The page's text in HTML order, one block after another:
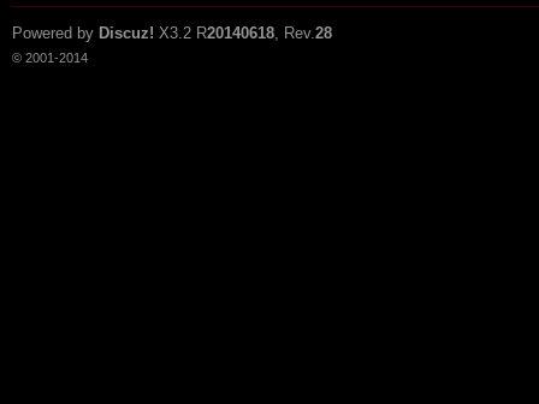
Powered by Discuz! X3.2 R20140618, Rev.28
© 2001-2014